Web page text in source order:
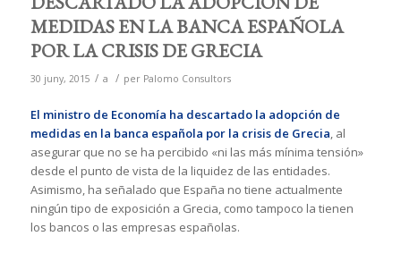
MEDIDAS EN LA BANCA ESPAÑOLA
POR LA CRISIS DE GRECIA
30 juny, 2015 / a / per Palomo Consultors
El ministro de Economía ha descartado la adopción de
medidas en la banca española por la crisis de Grecia, al
asegurar que no se ha percibido «ni las más mínima tensión»
desde el punto de vista de la liquidez de las entidades.
Asimismo, ha señalado que España no tiene actualmente
ningún tipo de exposición a Grecia, como tampoco la tienen
los bancos o las empresas españolas.